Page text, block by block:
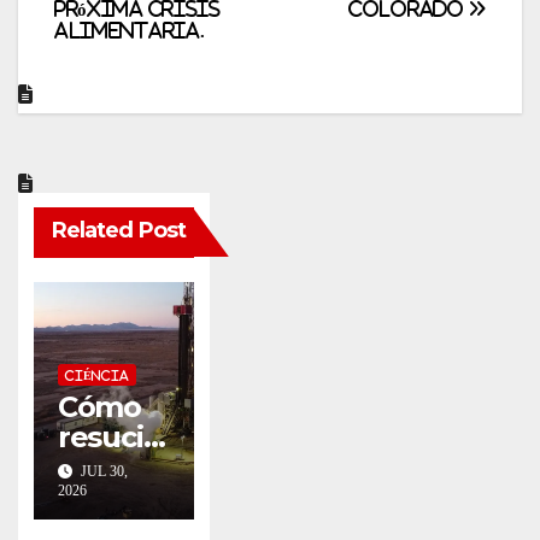
Colorado
próxima crisis
alimentaria.
Related Post
CIÉNCIA
Cómo
resucit
ar un
pozo
geotér
JUL 30,
2026